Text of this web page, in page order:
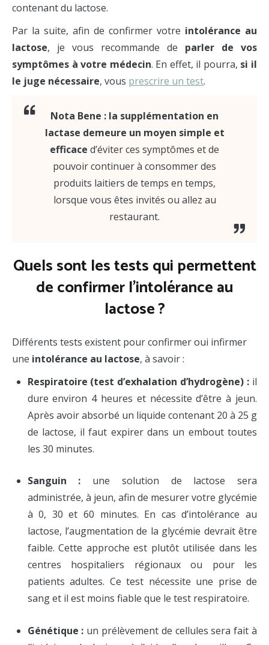
contenant du lactose.
Par la suite, afin de confirmer votre intolérance au
lactose, je vous recommande de parler de vos
symptômes à votre médecin. En effet, il pourra, si il
le juge nécessaire, vous prescrire un test.
Nota Bene : la supplémentation en
lactase demeure un moyen simple et
efficace d’éviter ces symptômes et de
pouvoir continuer à consommer des
produits laitiers de temps en temps,
lorsque vous êtes invités ou allez au
restaurant.
Quels sont les tests qui permettent
de confirmer l’intolérance au
lactose ?
Différents tests existent pour confirmer oui infirmer
une intolérance au lactose, à savoir :
Respiratoire (test d’exhalation d’hydrogène) : il
dure environ 4 heures et nécessite d’être à jeun.
Après avoir absorbé un liquide contenant 20 à 25 g
de lactose, il faut expirer dans un embout toutes
les 30 minutes.
Sanguin : une solution de lactose sera
administrée, à jeun, afin de mesurer votre glycémie
à 0, 30 et 60 minutes. En cas d’intolérance au
lactose, l’augmentation de la glycémie devrait être
faible. Cette approche est plutôt utilisée dans les
centres hospitaliers régionaux ou pour les
patients adultes. Ce test nécessite une prise de
sang et il est moins fiable que le test respiratoire.
Génétique : un prélèvement de cellules sera fait à